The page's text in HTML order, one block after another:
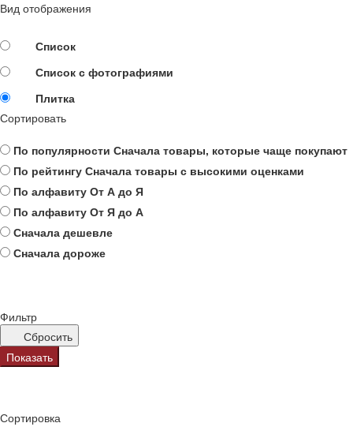
Вид отображения
Список
Список с фотографиями
Плитка
Сортировать
По популярности Сначала товары, которые чаще покупают
По рейтингу Сначала товары с высокими оценками
По алфавиту От А до Я
По алфавиту От Я до А
Сначала дешевле
Сначала дороже
Фильтр
Сбросить
Показать
Сортировка